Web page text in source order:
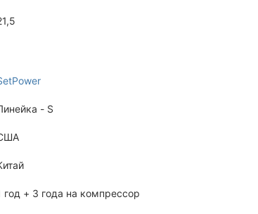
- S
год + 3 года на компрессор